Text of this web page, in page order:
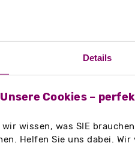
Details
Unsere Cookies –
wissen, was SIE
Helfen Sie uns dabei.